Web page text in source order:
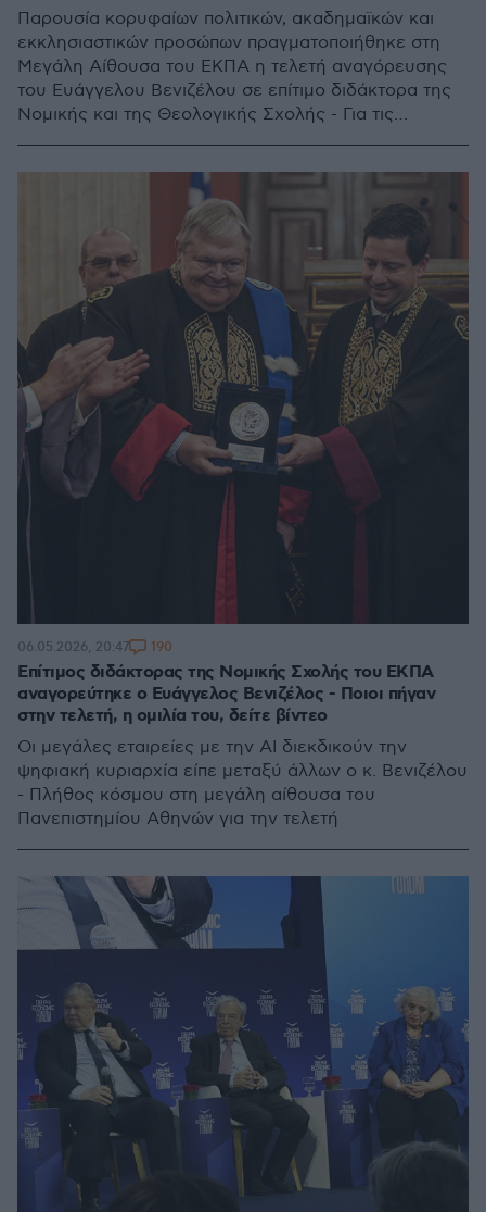
Παρουσία κορυφαίων πολιτικών, ακαδημαϊκών και
εκκλησιαστικών προσώπων πραγματοποιήθηκε στη
Μεγάλη Αίθουσα του ΕΚΠΑ η τελετή αναγόρευσης
του Ευάγγελου Βενιζέλου σε επίτιμο διδάκτορα της
Νομικής και της Θεολογικής Σχολής - Για τις
Επίτιμος διδάκτορας της Νομικής Σχολής του ΕΚΠΑ
αναγορεύτηκε ο Ευάγγελος Βενιζέλος - Ποιοι πήγαν
στην τελετή, η ομιλία του, δείτε βίντεο
Οι μεγάλες εταιρείες με την AI διεκδικούν την
ψηφιακή κυριαρχία είπε μεταξύ άλλων ο κ. Βενιζέλου
- Πλήθος κόσμου στη μεγάλη αίθουσα του
Πανεπιστημίου Αθηνών για την τελετή
06.05.2026, 20:47 190